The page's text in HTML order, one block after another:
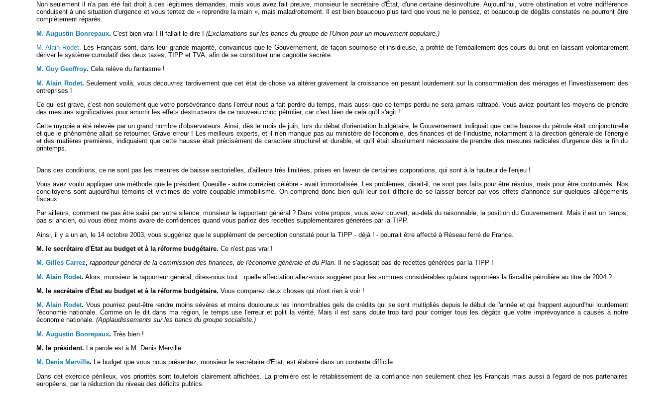
Non seulement il n'a pas été fait droit à ces légitimes demandes, mais vous avez fait preuve, monsieur le secrétaire d'État, d'une certaine désinvolture. Aujourd'hui, votre obstination et votre indifférence
conduisent à une situation d'urgence et vous tentez de « reprendre la main », mais maladroitement. Il est bien beaucoup plus tard que vous ne le pensez, et beaucoup de dégâts constatés ne pourront être
complètement réparés.
M. Augustin Bonrepaux. C'est bien vrai ! Il fallait le dire ! (Exclamations sur les bancs du groupe de l'Union pour un mouvement populaire.)
M. Alain Rodet. Les Français sont, dans leur grande majorité, convaincus que le Gouvernement, de façon sournoise et insidieuse, a profité de l'emballement des cours du brut en laissant volontairement
dériver le système cumulatif des deux taxes, TIPP et TVA, afin de se constituer une cagnotte secrète.
M. Guy Geoffroy. Cela relève du fantasme !
M. Alain Rodet. Seulement voilà, vous découvrez tardivement que cet état de chose va altérer gravement la croissance en pesant lourdement sur la consommation des ménages et l'investissement des
entreprises !
Ce qui est grave, c'est non seulement que votre persévérance dans l'erreur nous a fait perdre du temps, mais aussi que ce temps perdu ne sera jamais rattrapé. Vous aviez pourtant les moyens de prendre
des mesures significatives pour amortir les effets destructeurs de ce nouveau choc pétrolier, car c'est bien de cela qu'il s'agit !
Cette myopie a été relevée par un grand nombre d'observateurs. Ainsi, dès le mois de juin, lors du débat d'orientation budgétaire, le Gouvernement indiquait que cette hausse du pétrole était conjoncturelle
et que le phénomène allait se retourner. Grave erreur ! Les meilleurs experts, et il n'en manque pas au ministère de l'économie, des finances et de l'industrie, notamment à la direction générale de l'énergie
et des matières premières, indiquaient que cette hausse était précisément de caractère structurel et durable, et qu'il était absolument nécessaire de prendre des mesures radicales d'urgence dès la fin du
printemps.
Dans ces conditions, ce ne sont pas les mesures de baisse sectorielles, d'ailleurs très limitées, prises en faveur de certaines corporations, qui sont à la hauteur de l'enjeu !
Vous avez voulu appliquer une méthode que le président Queuille - autre corrézien célèbre - avait immortalisée. Les problèmes, disait-il, ne sont pas faits pour être résolus, mais pour être contournés. Nos
concitoyens sont aujourd'hui témoins et victimes de votre coupable immobilisme. On comprend donc bien qu'il leur soit difficile de se laisser bercer par vos effets d'annonce sur quelques allégements
fiscaux.
Par ailleurs, comment ne pas être saisi par votre silence, monsieur le rapporteur général ? Dans votre propos, vous avez couvert, au-delà du raisonnable, la position du Gouvernement. Mais il est un temps,
pas si ancien, où vous étiez moins avare de confidences quand vous parliez des recettes supplémentaires générées par la TIPP.
Ainsi, il y a un an, le 14 octobre 2003, vous suggériez que le supplément de perception constaté pour la TIPP - déjà ! - pourrait être affecté à Réseau ferré de France.
M. le secrétaire d'État au budget et à la réforme budgétaire. Ce n'est pas vrai !
M. Gilles Carrez, rapporteur général de la commission des finances, de l'économie générale et du Plan. Il ne s'agissait pas de recettes générées par la TIPP !
M. Alain Rodet. Alors, monsieur le rapporteur général, dites-nous tout : quelle affectation allez-vous suggérer pour les sommes considérables qu'aura rapportées la fiscalité pétrolière au titre de 2004 ?
M. le secrétaire d'État au budget et à la réforme budgétaire. Vous comparez deux choses qui n'ont rien à voir !
M. Alain Rodet. Vous pourriez peut-être rendre moins sévères et moins douloureux les innombrables gels de crédits qui se sont multipliés depuis le début de l'année et qui frappent aujourd'hui lourdement
l'économie nationale. Comme on le dit dans ma région, le temps use l'erreur et polit la vérité. Mais il est sans doute trop tard pour corriger tous les dégâts que votre imprévoyance a causés à notre
économie nationale. (Applaudissements sur les bancs du groupe socialiste.)
M. Augustin Bonrepaux. Très bien !
M. le président. La parole est à M. Denis Merville.
M. Denis Merville. Le budget que vous nous présentez, monsieur le secrétaire d'État, est élaboré dans un contexte difficile.
Dans cet exercice périlleux, vos priorités sont toutefois clairement affichées. La première est le rétablissement de la confiance non seulement chez les Français mais aussi à l'égard de nos partenaires
européens, par la réduction du niveau des déficits publics.